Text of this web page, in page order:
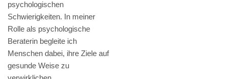
psychologischen
Schwierigkeiten. In meiner
Rolle als psychologische
Beraterin begleite ich
Menschen dabei, ihre Ziele auf
gesunde Weise zu